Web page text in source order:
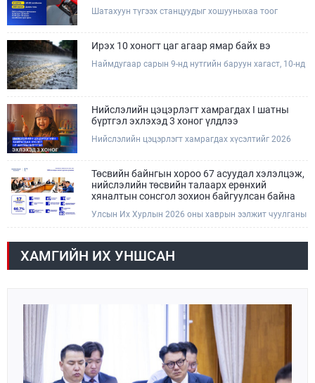
Шатахуун түгээх станцуудыг хошууныхаа тоог
Ирэх 10 хоногт цаг агаар ямар байх вэ
Наймдугаар сарын 9-нд нутгийн баруун хагаст, 10-нд
Нийслэлийн цэцэрлэгт хамрагдах I шатны
бүртгэл эхлэхэд 3 хоног үлдлээ
Нийслэлийн цэцэрлэгт хамрагдах хүсэлтийг 2026
цахимаар хүлээн авна.Хүүхдээ цэцэрлэгт хамруулах
үйлчилгээг авахдаа дараах зүйлсийг анхаарна уу.
Төсвийн байнгын хороо 67 асуудал хэлэлцэж,
нийслэлийн төсвийн талаарх ерөнхий
хяналтын сонсгол зохион байгуулсан байна
Улсын Их Хурлын 2026 оны хаврын ээлжит чуулганы
шийдвэрийн төслийг урьдчилан хэлэлцэж санал,
дүгнэлт гарган нэгдсэн хуралдаанд хэлэлцүүлэх,
тогтоолын төсөл боловсруулах чиг үүргээ
хэрэгжүүлэн ажиллажээ.
ХАМГИЙН ИХ УНШСАН